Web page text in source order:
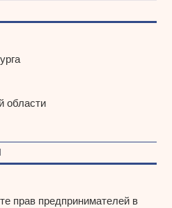
области
прав предпринимателей в